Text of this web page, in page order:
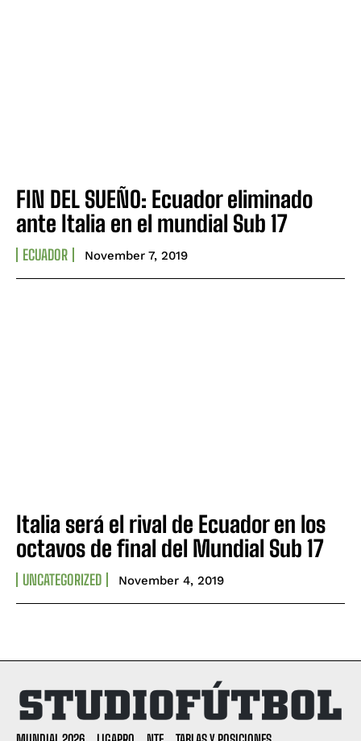
FIN DEL SUEÑO: Ecuador eliminado
ante Italia en el mundial Sub 17
ECUADOR November 7, 2019
Italia será el rival de Ecuador en los
octavos de final del Mundial Sub 17
UNCATEGORIZED November 4, 2019